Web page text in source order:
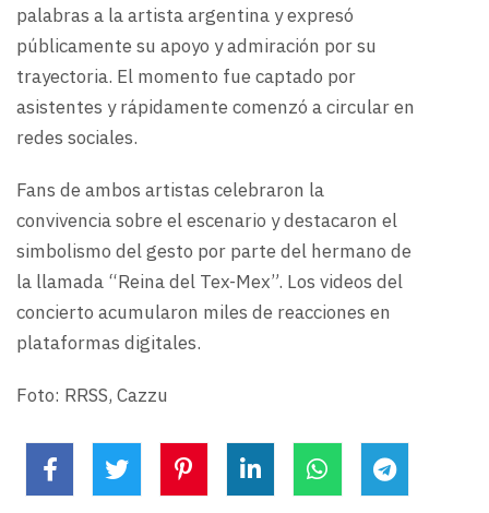
palabras a la artista argentina y expresó
públicamente su apoyo y admiración por su
trayectoria. El momento fue captado por
asistentes y rápidamente comenzó a circular en
redes sociales.
Fans de ambos artistas celebraron la
convivencia sobre el escenario y destacaron el
simbolismo del gesto por parte del hermano de
la llamada “Reina del Tex-Mex”. Los videos del
concierto acumularon miles de reacciones en
plataformas digitales.
Foto: RRSS, Cazzu